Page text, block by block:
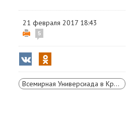
21 февраля 2017 18:43
5
Всемирная Универсиада в Красноярске